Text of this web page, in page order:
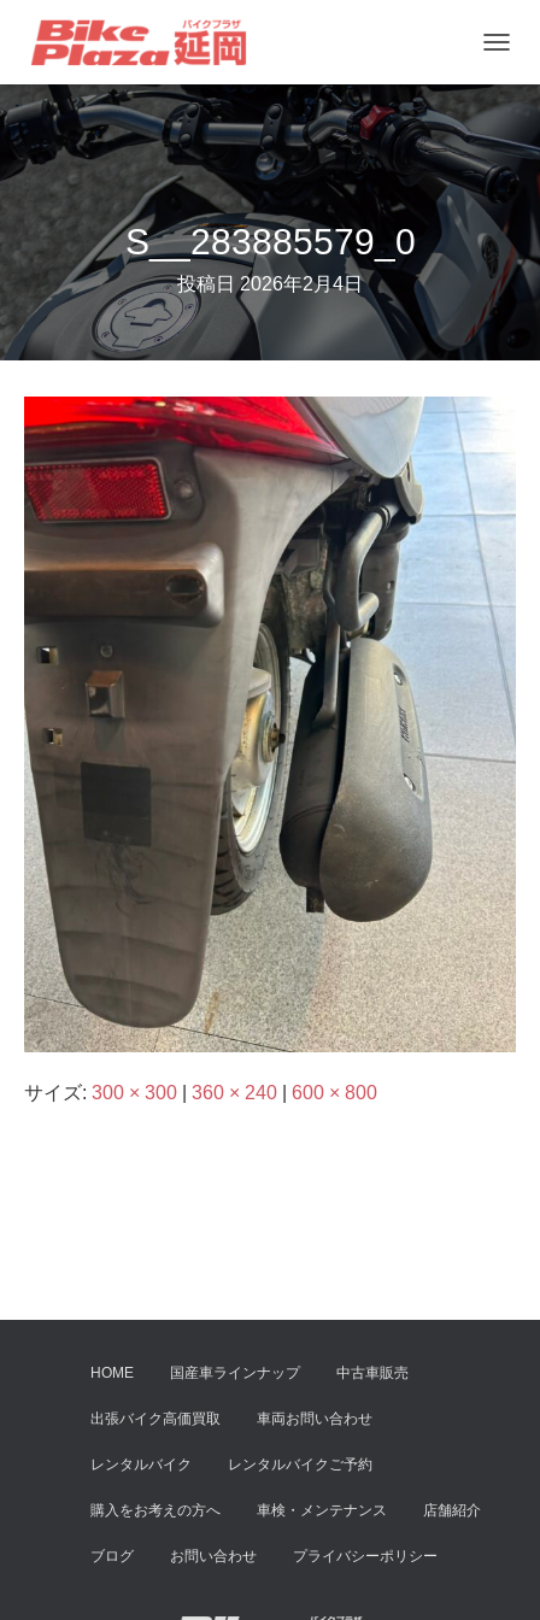
ビ
ー
シ
ョ
ン
を
り
S__283885579_0
投稿日2026年2月4日
サイズ: 300 × 300 360 × 240 600 × 800
HOME 国産車ラインナップ 中古車販売
出張バイク高価買取 車両お問い合わせ
レンタルバイク レンタルバイクご予約
購入をお考えの方へ 車検・メンテナンス 店舗紹介
ブログ お問い合わせ プライバシーポリシー